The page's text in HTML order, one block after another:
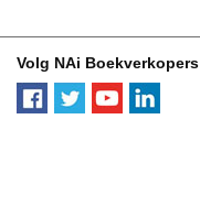
Volg NAi Boekverkopers